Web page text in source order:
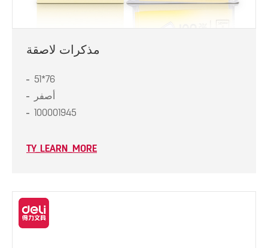
مذكرات لاصقة
51*76
أصفر
100001945
TY_LEARN_MORE